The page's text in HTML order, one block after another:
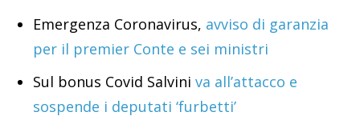
Emergenza Coronavirus, avviso di garanzia
per il premier Conte e sei ministri
Sul bonus Covid Salvini va all’attacco e
sospende i deputati ‘furbetti’